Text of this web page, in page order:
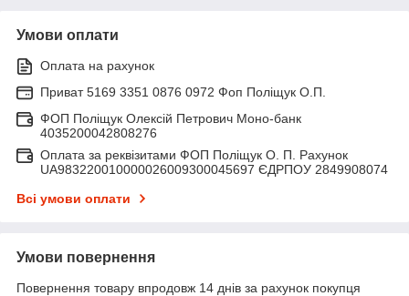
Умови оплати
Оплата на рахунок
Приват 5169 3351 0876 0972 Фоп Поліщук О.П.
ФОП Поліщук Олексій Петрович Моно-банк
4035200042808276
Оплата за реквізитами ФОП Поліщук О. П. Рахунок
UA983220010000026009300045697 ЄДРПОУ 2849908074
Всі умови оплати
Умови повернення
Повернення товару впродовж 14 днів за рахунок покупця